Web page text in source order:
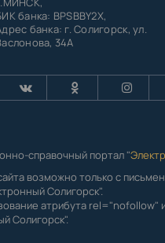
банка: BPSBBY2X,
банка: г. Солигорск, ул.
34А
справочный портал "
возможно только с
Солигорск".
атрибута rel="nofollow"
Солигорск".